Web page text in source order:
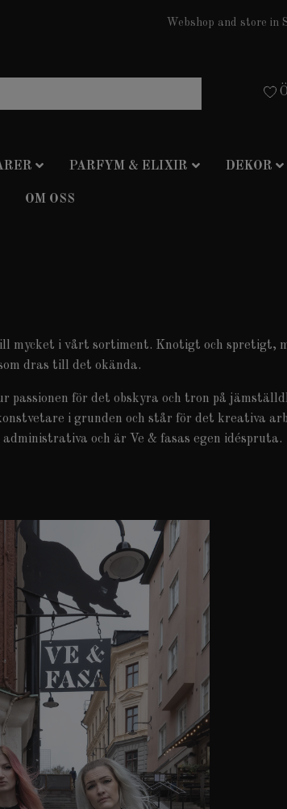
Webshop and store in
PARFYM & ELIXIR DEKOR
OM OSS
mycket i vårt sortiment. Knotigt och spretigt,
dras till det okända.
passionen för det obskyra och tron på
i grunden och står för det kreativa
och är Ve & fasas egen idéspruta.